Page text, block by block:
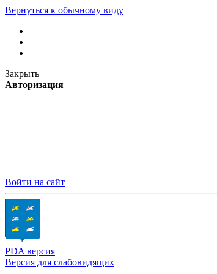
Вернуться к обычному виду
Закрыть
Авторизация
Войти на сайт
PDA версия
Версия для слабовидящих